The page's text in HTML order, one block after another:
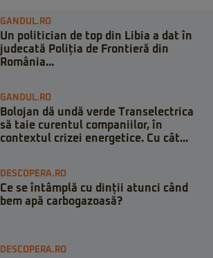
GANDUL.RO
Un politician de top din Libia a dat în
judecată Poliția de Frontieră din
România...
GANDUL.RO
Bolojan dă undă verde Transelectrica
să taie curentul companiilor, în
contextul crizei energetice. Cu cât...
DESCOPERA.RO
Ce se întâmplă cu dinții atunci când
bem apă carbogazoasă?
DESCOPERA.RO